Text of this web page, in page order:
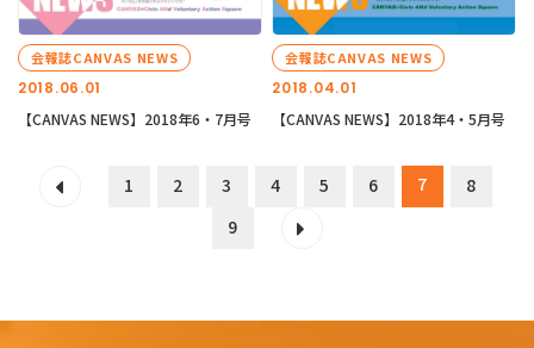
2018.06.01
会報誌CANVAS NEWS
【CANVAS NEWS】2018年6・7月号
2018.04.01
会報誌CANVAS NEWS
【CANVAS NEWS】2018年4・5月号
1 2 3 4 5 6 7
8
9